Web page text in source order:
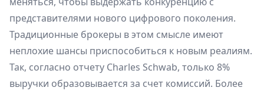
представителями нового цифрового поколения.
Традиционные брокеры в этом смысле имеют
неплохие шансы приспособиться к новым реалиям.
Так, согласно отчету Charles Schwab, только 8%
выручки образовывается за счет комиссий. Более